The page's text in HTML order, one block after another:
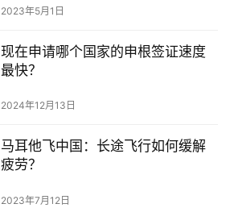
2023年5月1日
现在申请哪个国家的申根签证速度
最快？
2024年12月13日
马耳他飞中国：长途飞行如何缓解
疲劳？
2023年7月12日